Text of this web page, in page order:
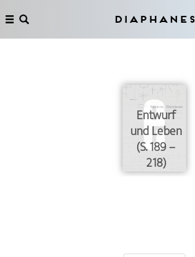
Diaphanes
Entwurf
und Leben
(S. 189 –
218)